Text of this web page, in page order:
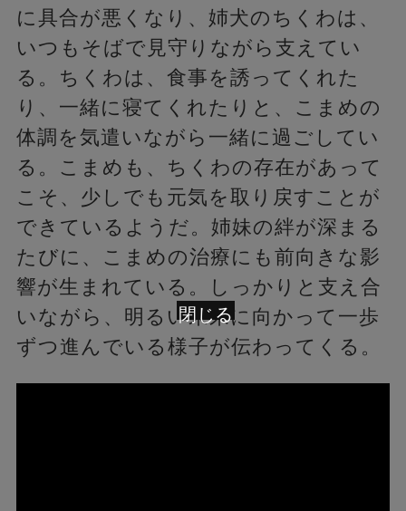
に具合が悪くなり、姉犬のちくわは、
いつもそばで見守りながら支えてい
る。ちくわは、食事を誘ってくれた
り、一緒に寝てくれたりと、こまめの
体調を気遣いながら一緒に過ごしてい
る。こまめも、ちくわの存在があって
こそ、少しでも元気を取り戻すことが
できているようだ。姉妹の絆が深まる
たびに、こまめの治療にも前向きな影
響が生まれている。しっかりと支え合
いながら、明るい未来に向かって一歩
ずつ進んでいる様子が伝わってくる。
閉じる